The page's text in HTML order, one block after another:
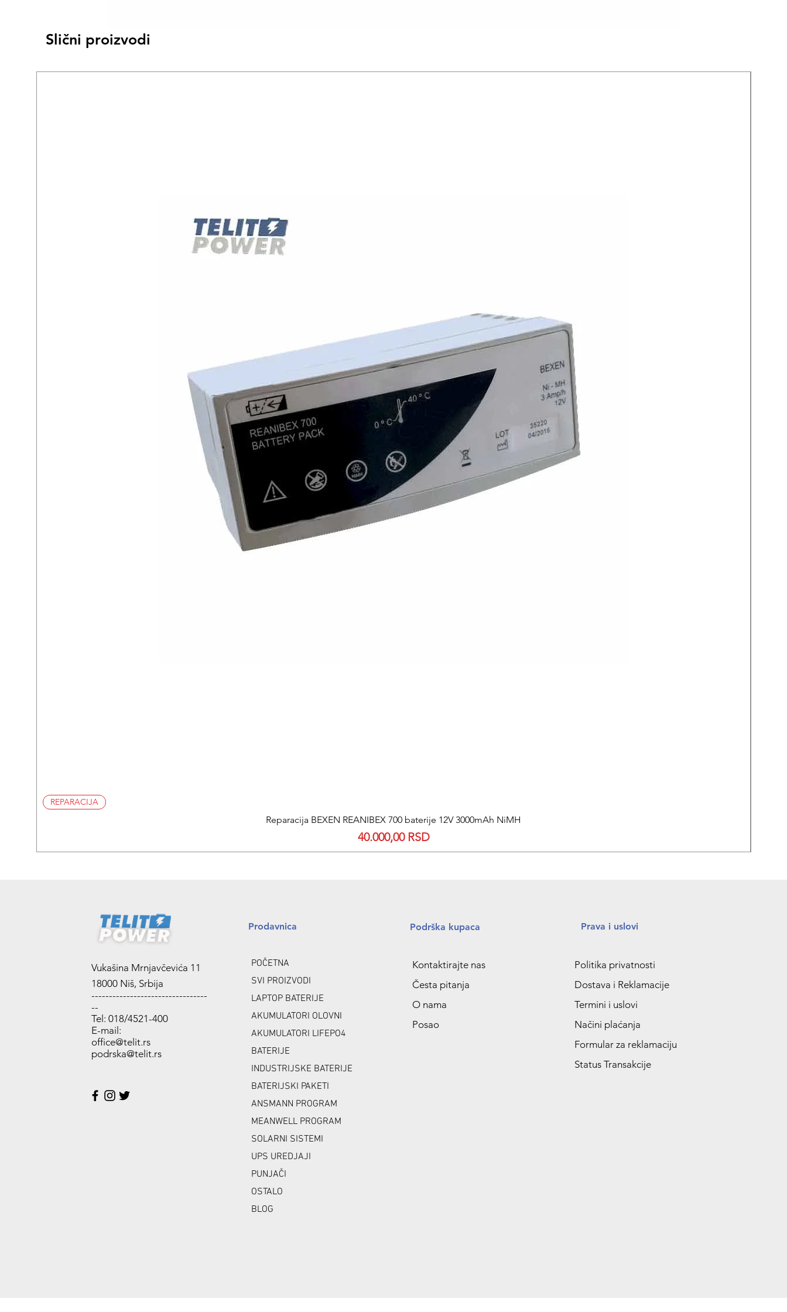
Slični proizvodi
REPARACIJA
Reparacija BEXEN REANIBEX 700 baterije 12V 3000mAh NiMH
Price
40.000,00 RSD
Vukašina Mrnjavčevića 11
18000 Niš, Srbija
---------------------------------
--
Tel: 018/4521-400
E-mail:
office@telit.rs
podrska@telit.rs
Prodavnica
POČETNA
SVI PROIZVODI
LAPTOP BATERIJE
AKUMULATORI OLOVNI
AKUMULATORI LIFEPO4
BATERIJE
INDUSTRIJSKE BATERIJE
BATERIJSKI PAKETI
ANSMANN PROGRAM
MEANWELL PROGRAM
SOLARNI SISTEMI
UPS UREDJAJI
PUNJAČI
OSTALO
BLOG
Podrška kupaca
Kontaktirajte nas
Česta pitanja
O nama
Posao
Prava i uslovi
Politika privatnosti
Dostava i Reklamacije
Termini i uslovi
Načini plaćanja
Formular za reklamaciju
Status Transakcije